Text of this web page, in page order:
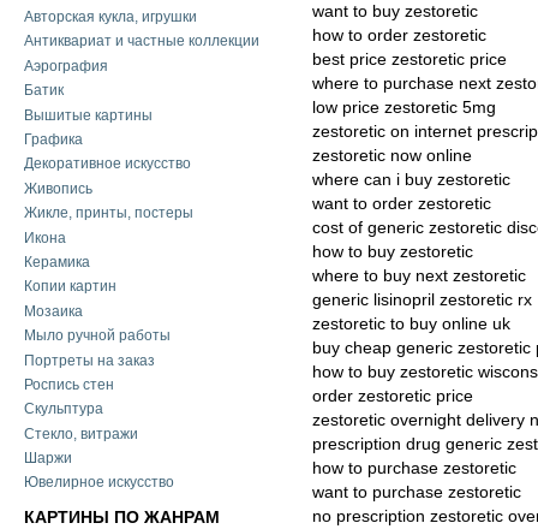
Авторская кукла, игрушки
Антиквариат и частные коллекции
Аэрография
Батик
Вышитые картины
Графика
Декоративное искусство
Живопись
Жикле, принты, постеры
Икона
Керамика
Копии картин
Мозаика
Мыло ручной работы
Портреты на заказ
Роспись стен
Скульптура
Стекло, витражи
Шаржи
Ювелирное искусство
КАРТИНЫ ПО ЖАНРАМ
want to buy zestoretic
how to order zestoretic
best price zestoretic price
where to purchase next
low price zestoretic 5mg
zestoretic on internet
zestoretic now online
where can i buy zestoretic
want to order zestoretic
cost of generic zestoretic
how to buy zestoretic
where to buy next zestoretic
generic lisinopril zestoretic rx
zestoretic to buy online uk
buy cheap generic zestoretic
how to buy zestoretic
order zestoretic price
zestoretic overnight delivery
prescription drug generic
how to purchase zestoretic
want to purchase zestoretic
no prescription zestoretic